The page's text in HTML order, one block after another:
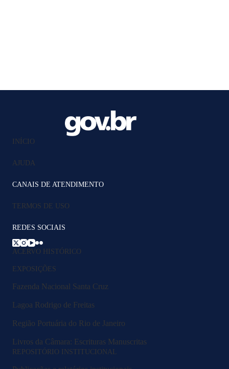
INÍCIO
AJUDA
CANAIS DE ATENDIMENTO
TERMOS DE USO
REDES SOCIAIS
ACERVO HISTÓRICO
EXPOSIÇÕES
Fazenda Nacional Santa Cruz
Lagoa Rodrigo de Freitas
Região Portuária do Rio de Janeiro
Livros da Câmara: Escrituras Manuscritas
REPOSITÓRIO INSTITUCIONAL